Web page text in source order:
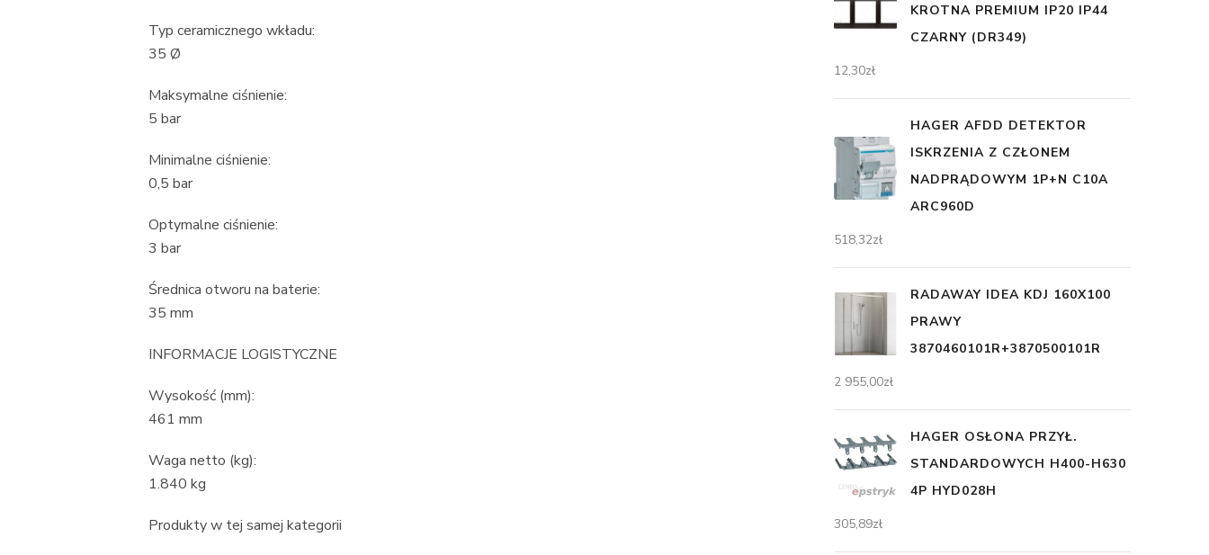
Typ ceramicznego wkładu:
35 Ø
Maksymalne ciśnienie:
5 bar
Minimalne ciśnienie:
0,5 bar
Optymalne ciśnienie:
3 bar
Średnica otworu na baterie:
35 mm
INFORMACJE LOGISTYCZNE
Wysokość (mm):
461 mm
Waga netto (kg):
1.840 kg
Produkty w tej samej kategorii
KROTNA PREMIUM IP20 IP44
CZARNY (DR349)
12,30zł
HAGER AFDD DETEKTOR
ISKRZENIA Z CZŁONEM
NADPRĄDOWYM 1P+N C10A
ARC960D
518,32zł
RADAWAY IDEA KDJ 160X100
PRAWY
3870460101R+3870500101R
2 955,00zł
HAGER OSŁONA PRZYŁ.
STANDARDOWYCH H400-H630
4P HYD028H
305,89zł